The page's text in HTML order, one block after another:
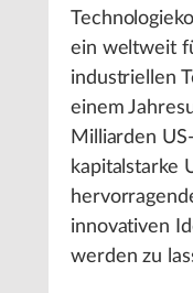
ein weltweit
industriellen
einem
Milliarden
kapitalstarke
innovativen
werden zu